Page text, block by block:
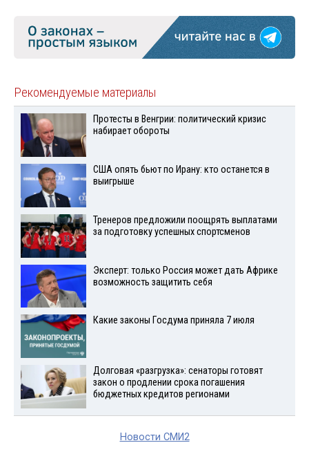
Рекомендуемые материалы
Протесты в Венгрии: политический кризис
набирает обороты
США опять бьют по Ирану: кто останется в
выигрыше
Тренеров предложили поощрять выплатами
за подготовку успешных спортсменов
Эксперт: только Россия может дать Африке
возможность защитить себя
Какие законы Госдума приняла 7 июля
Долговая «разгрузка»: сенаторы готовят
закон о продлении срока погашения
бюджетных кредитов регионами
Новости СМИ2